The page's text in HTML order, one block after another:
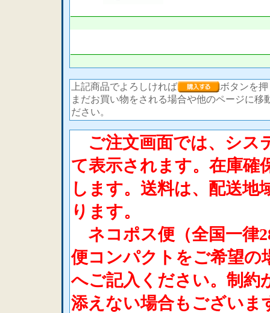
上記商品でよろしければ
ボタンを
まだお買い物をされる場合や他のページに移
ださい。
ご注文画面では、シス
て表示されます。在庫確
します。送料は、配送地
ります。
ネコポス便（全国一律
便コンパクトをご希望の
へご記入ください。制約
添えない場合もございま